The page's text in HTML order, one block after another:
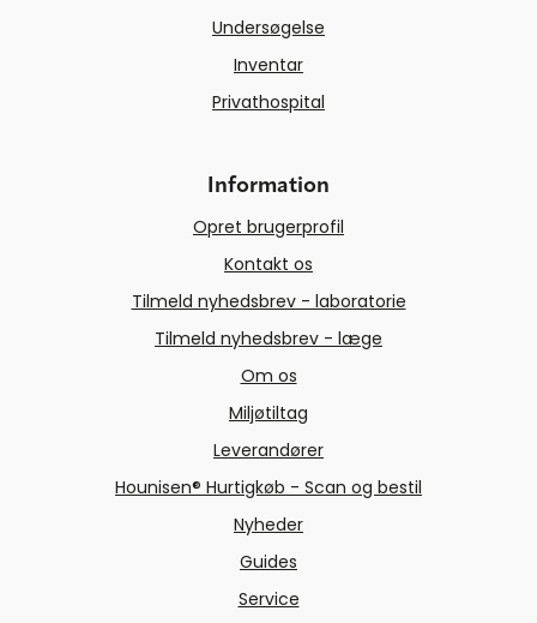
Undersøgelse
Inventar
Privathospital
Information
Opret brugerprofil
Kontakt os
Tilmeld nyhedsbrev - laboratorie
Tilmeld nyhedsbrev - læge
Om os
Miljøtiltag
Leverandører
Hounisen® Hurtigkøb - Scan og bestil
Nyheder
Guides
Service